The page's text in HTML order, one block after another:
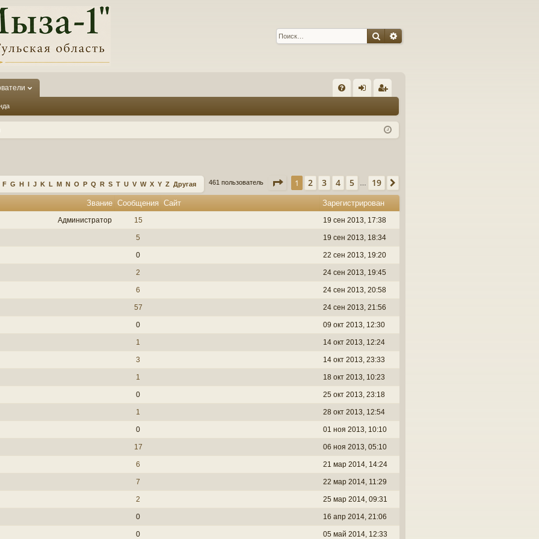
ПоискРасширенный поиск
Q д ис
ия
F G H I J K L M N O P Q R S T U V W X Y Z Другая 461 пользователь Страница из 19
1 2 3 4 5 19
Звание Сообщения Сайт Зарегистрирован
Администратор 15 19 сен 2013, 17:38
5 19 сен 2013, 18:34
0 22 сен 2013, 19:20
2 24 сен 2013, 19:45
6 24 сен 2013, 20:58
57 24 сен 2013, 21:56
0 09 окт 2013, 12:30
1 14 окт 2013, 12:24
3 14 окт 2013, 23:33
1 18 окт 2013, 10:23
0 25 окт 2013, 23:18
1 28 окт 2013, 12:54
0 01 ноя 2013, 10:10
17 06 ноя 2013, 05:10
6 21 мар 2014, 14:24
7 22 мар 2014, 11:29
2 25 мар 2014, 09:31
0 16 апр 2014, 21:06
0 05 май 2014, 12:33